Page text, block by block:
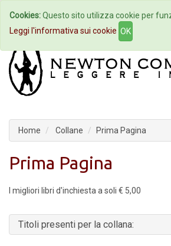
Home Autori
Home Collane Prima Pagina
Prima Pagina
I migliori libri d'inchiesta a soli € 5,00
Titoli presenti per la collana:
Cookies:Questo sito utilizza cookie per
Leggi l'informativa sui cookie OK